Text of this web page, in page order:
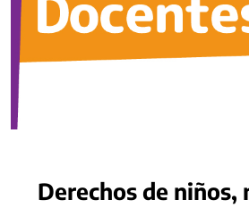
Derechos de niños,